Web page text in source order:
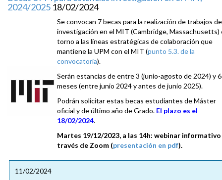
2024/2025 18/02/2024
Se convocan 7 becas para la realización de trabajos de
investigación en el MIT (Cambridge, Massachusetts)
torno a las líneas estratégicas de colaboración que
mantiene la UPM con el MIT (punto 5.3. de la
convocatoria).
Serán estancias de entre 3 (junio-agosto de 2024) y 6
meses (entre junio 2024 y antes de junio 2025).
Podrán solicitar estas becas estudiantes de Máster
oficial y de último año de Grado. El plazo es el
18/02/2024.
Martes 19/12/2023, a las 14h: webinar informativo
través de Zoom (presentación en pdf).
11/02/2024